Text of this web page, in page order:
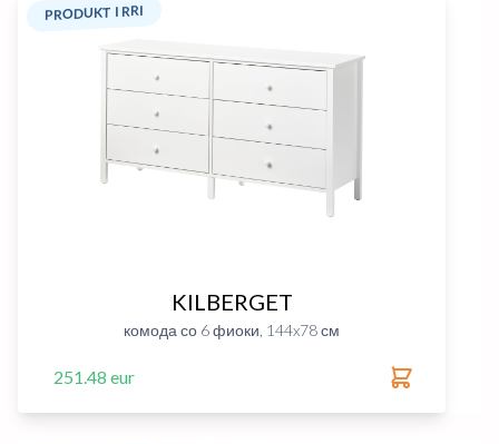
PRODUKT I RRI
KILBERGET
комода со 6 фиоки, 144x78 см
251.48 eur